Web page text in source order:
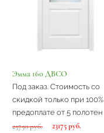
Эмма 160 ДВСО
Под заказ. Стоимость со
скидкой только при 100%
предоплате от 5 полотен
25750 руб. 23175 руб.